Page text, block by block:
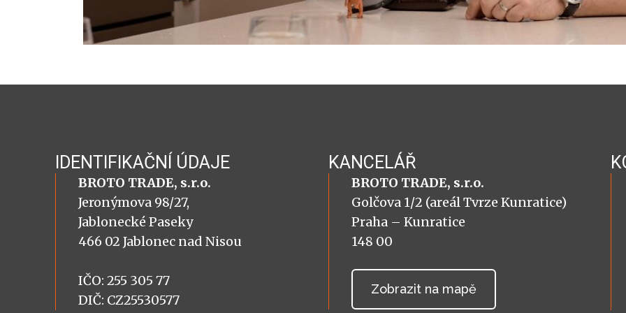
IDENTIFIKAČNÍ ÚDAJE
BROTO TRADE, s.r.o.
Jeronýmova 98/27,
Jablonecké Paseky
466 02 Jablonec nad Nisou
IČO: 255 305 77
DIČ: CZ25530577
KANCELÁŘ
BROTO TRADE, s.r.o.
Golčova 1/2 (areál Tvrze Kunratice)
Praha – Kunratice
148 00
Zobrazit na mapě